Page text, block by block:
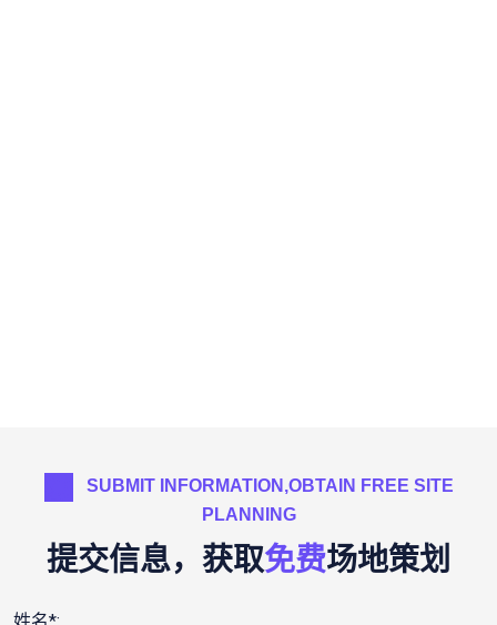
SUBMIT INFORMATION,OBTAIN FREE SITE
PLANNING
提交信息，获取免费场地策划